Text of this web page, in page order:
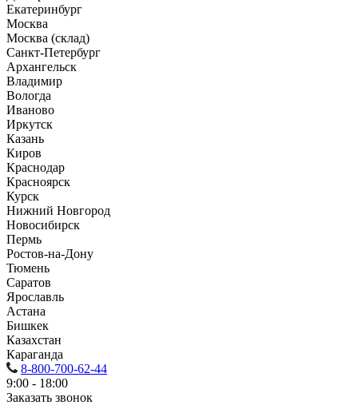
Екатеринбург
Москва
Москва (склад)
Санкт-Петербург
Архангельск
Владимир
Вологда
Иваново
Иркутск
Казань
Киров
Краснодар
Красноярск
Курск
Нижний Новгород
Новосибирск
Пермь
Ростов-на-Дону
Тюмень
Саратов
Ярославль
Астана
Бишкек
Казахстан
Караганда
8-800-700-62-44
9:00 - 18:00
Заказать звонок